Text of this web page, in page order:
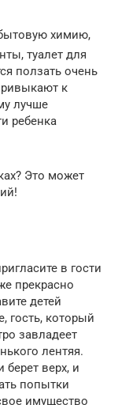
химию,
туалет для
ползать очень
к
лучше
ребенка
Это может
в гости
прекрасно
детей
гость, который
завладеет
лентяя.
верх, и
попытки
имущество